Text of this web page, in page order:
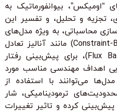
“اومیکس”، بیوانفورماتیک به
تجزیه و تحلیل، و تفسیر این
محاسباتی، به ویژه مدل‌های
محدودیت‌پایه (Constraint-Based Models) مانند آنالیز تعادل
شار (Flux Balance Analysis – FBA)، برای پیش‌بینی رفتار
اهداف مهندسی مناسب مورد
می‌توانند با استفاده از
ترمودینامیکی، شار
پیش‌بینی کرده و تاثیر تغییرات